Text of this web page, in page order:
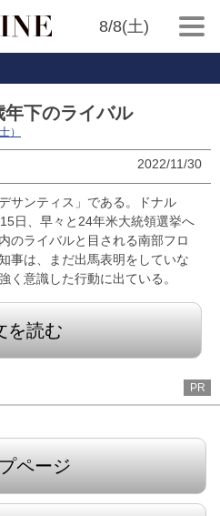
8/8(土)
年下のライバル
）
2022/11/30
サンティス」である。ドナル
日、早々と24年米大統領選挙へ
のライバルと目される南部フロ
事は、まだ出馬表明をしていな
く意識した行動に出ている。
を読む
PR
ページ